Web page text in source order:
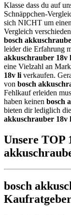
Klasse dass du auf
Schnäppchen-
sich NICHT um
Vergleich
bosch
leider die Erfahrung
akkuschrauber 18v
eine Vielzahl an
18v li verkaufen.
von bosch
Fehlkauf erleiden
haben keinen bosch
bieten dir lediglich
akkuschrauber 18v
Unsere TOP
bosch